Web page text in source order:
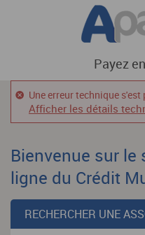
Payez
Une erreur technique s'est
Afficher les détails
Bienvenue sur le
ligne du Crédit
RECHERCHER UNE